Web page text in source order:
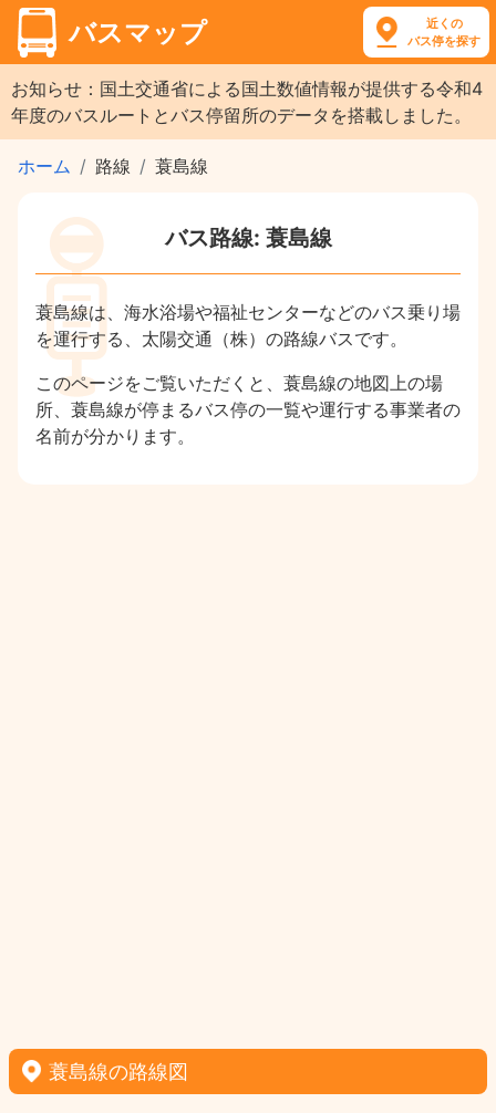
バスマップ
近くの
バス停を探す
お知らせ：国土交通省による国土数値情報が提供する令和4
年度のバスルートとバス停留所のデータを搭載しました。
ホーム 路線 蓑島線
バス路線: 蓑島線
蓑島線は、海水浴場や福祉センターなどのバス乗り場
を運行する、太陽交通（株）の路線バスです。
このページをご覧いただくと、蓑島線の地図上の場
所、蓑島線が停まるバス停の一覧や運行する事業者の
名前が分かります。
蓑島線の路線図